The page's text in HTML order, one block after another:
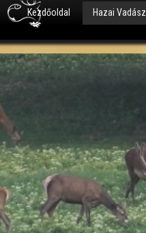
Kezdőoldal Hazai Vadász